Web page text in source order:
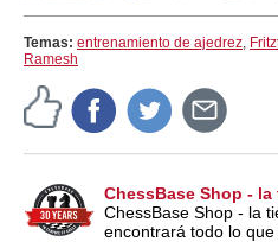
Temas: entrenamiento de ajedrez,
Ramesh
ChessBase Shop -
ChessBase Shop - la
encontrará todo lo